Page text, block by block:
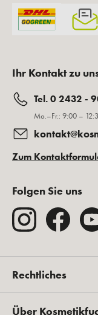
Ihr Kontakt zu
Tel. 0 2432 -
Mo.–Fr.: 9:00 –
Zum
Folgen Sie uns
Rechtliches
Über